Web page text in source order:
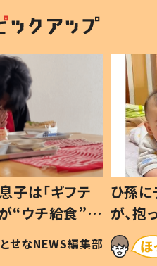
子は「ギフテ
“ウチ給食”を
は #令和の親
とせなNEWS編集部
ひ孫
が、
「涙が
い」